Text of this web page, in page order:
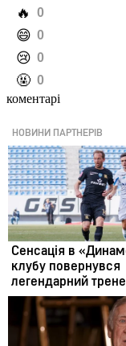
️🔥 0
️😄 0
️😢 0
️🤬 0
коментарі